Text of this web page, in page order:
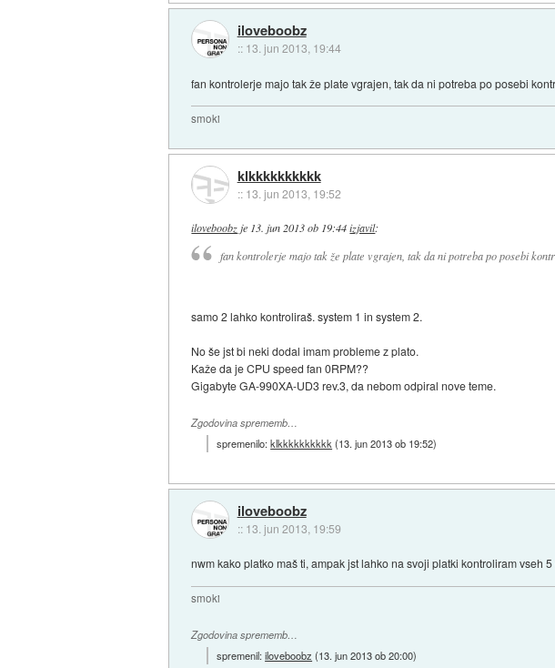
iloveboobz
:: 13. jun 2013, 19:44
fan kontrolerje majo tak že plate vgrajen, tak da ni potreba po posebi
smoki
klkkkkkkkkkk
:: 13. jun 2013, 19:52
iloveboobzje 13. jun 2013 ob 19:44 izjavil:
fan kontrolerje majo tak že plate vgrajen, tak da ni potreba po posebi
samo 2 lahko kontroliraš. system 1 in system 2.
No še jst bi neki dodal imam probleme z plato.
Kaže da je CPU speed fan 0RPM??
Gigabyte GA-990XA-UD3 rev.3, da nebom odpiral nove teme.
Zgodovina sprememb…
spremenilo:klkkkkkkkkkk (13. jun 2013 ob 19:52)
iloveboobz
:: 13. jun 2013, 19:59
nwm kako platko maš ti, ampak jst lahko na svoji platki kontroliram vseh
smoki
Zgodovina sprememb…
spremenil:iloveboobz (13. jun 2013 ob 20:00)